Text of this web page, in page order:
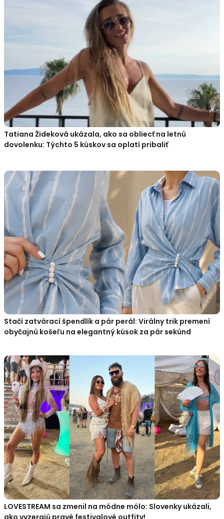
Tatiana Žideková ukázala, ako sa obliecť na letnú
dovolenku: Týchto 5 kúskov sa oplatí pribaliť
Stačí zatvárací špendlík a pár perál: Virálny trik premení
obyčajnú košeľu na elegantný kúsok za pár sekúnd
LOVESTREAM sa zmenil na módne mólo: Slovenky ukázali,
ako vyzerajú pravé festivalové outfity!